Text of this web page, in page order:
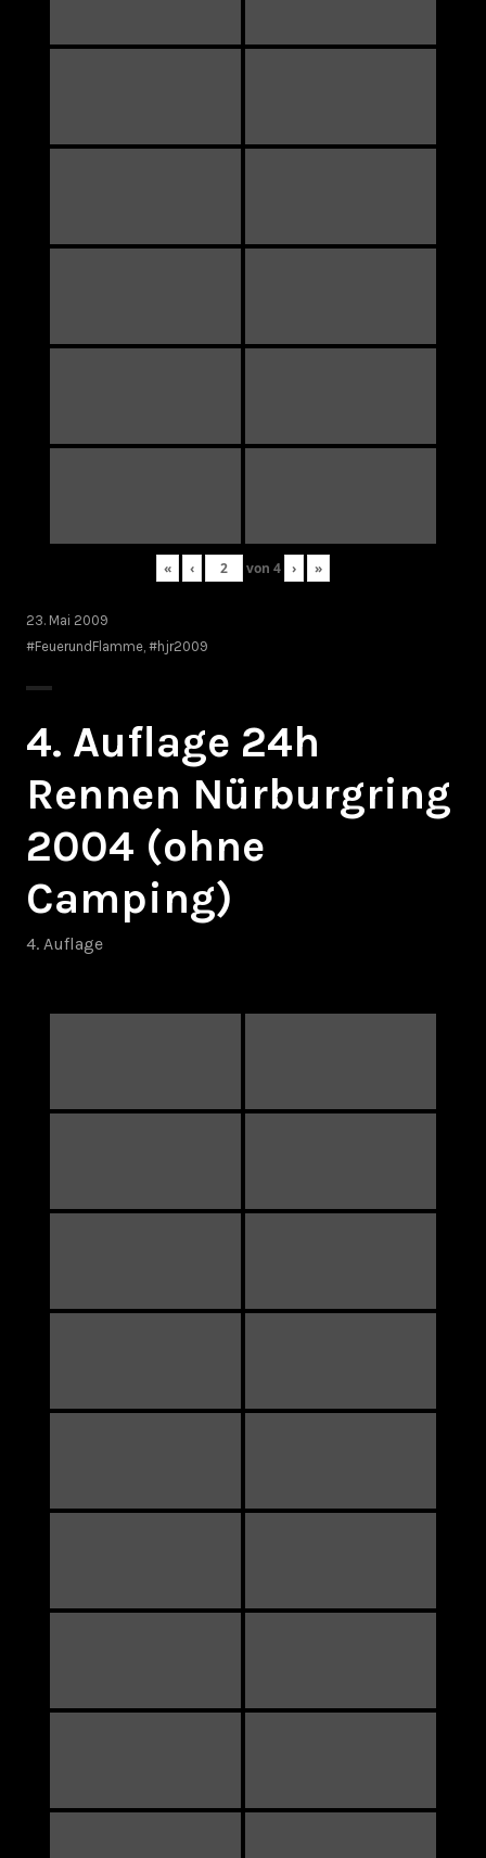
« ‹ von 4 › »
23. Mai 2009
#FeuerundFlamme #hjr2009
4. Auflage 24h
Rennen Nürburgring
2004 (ohne
Camping)
4. Auflage